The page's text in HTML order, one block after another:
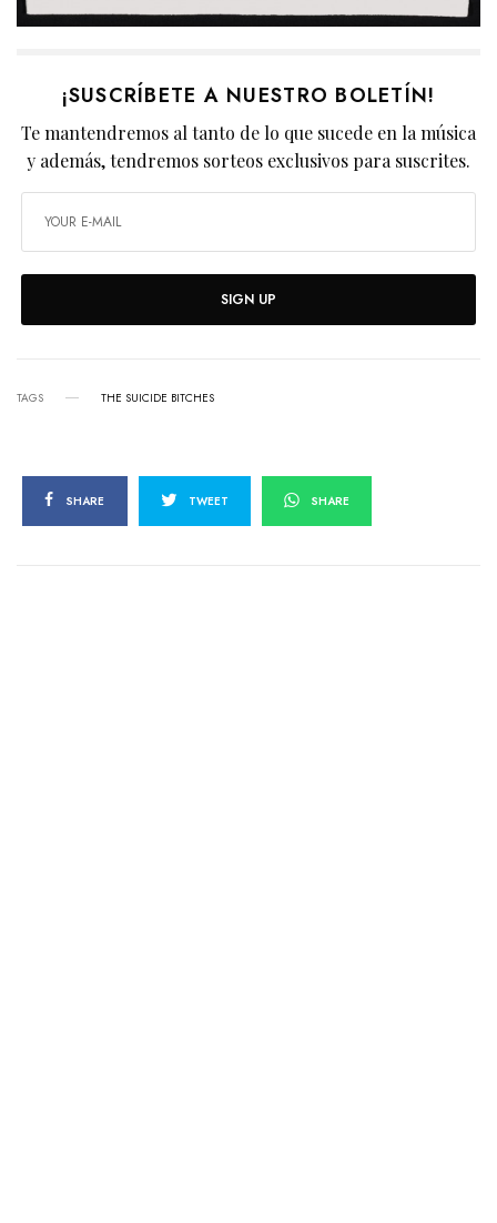
¡SUSCRÍBETE A NUESTRO BOLETÍN!
Te mantendremos al tanto de lo que sucede en la música
y además, tendremos sorteos exclusivos para suscrites.
SIGN UP
TAGS THE SUICIDE BITCHES
SHARE TWEET SHARE